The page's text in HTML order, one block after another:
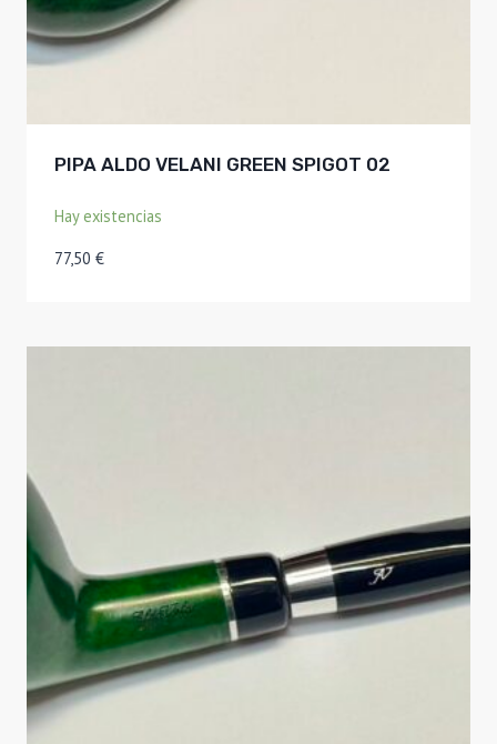
PIPA ALDO VELANI GREEN SPIGOT 02
Hay existencias
77,50 €